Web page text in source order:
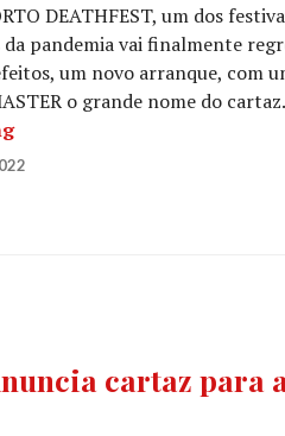
DEATHFEST, um dos
pandemia vai finalmente
um novo arranque, com
o grande nome do
PORTO DEATHFEST: Já só
cartaz para